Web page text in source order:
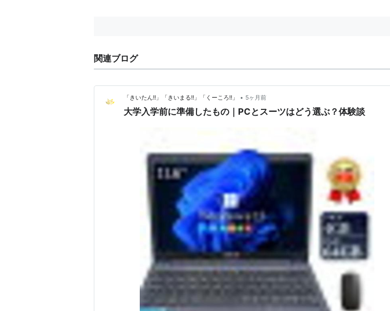
関連ブログ
「きいたん!!」「きいまる!!」「くーころ!!」 • 5ヶ月前
大学入学前に準備したもの｜PCとスーツはどう選ぶ？体験談